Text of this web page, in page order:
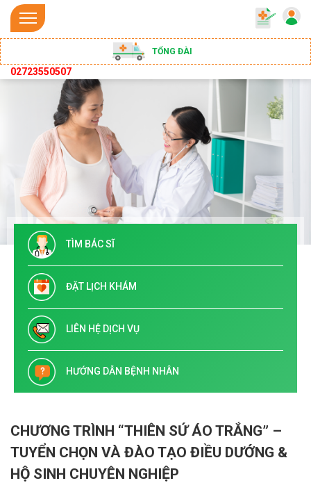
TỔNG ĐÀI
02723550507
TÌM BÁC SĨ
ĐẶT LỊCH KHÁM
LIÊN HỆ DỊCH VỤ
HƯỚNG DẪN BỆNH NHÂN
CHƯƠNG TRÌNH “THIÊN SỨ ÁO TRẮNG” –
TUYỂN CHỌN VÀ ĐÀO TẠO ĐIỀU DƯỚNG &
HỘ SINH CHUYÊN NGHIỆP